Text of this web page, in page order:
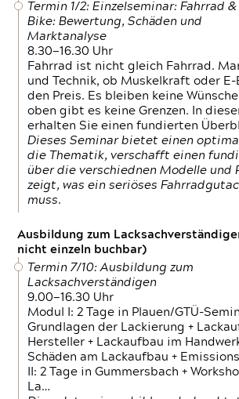
Termin 1/2: Einzelseminar: Fahrrad &
Bike: Bewertung, Schäden und
Marktanalyse
8.30—16.30 Uhr
Fahrrad ist nicht gleich Fahrrad.
und Technik, ob Muskelkraft oder
den Preis. Es bleiben keine
oben gibt es keine Grenzen. In
erhalten Sie einen fundierten
Dieses Seminar bietet einen
die Thematik, verschafft einen
über die verschiednen Modelle und
zeigt, was ein seriöses
muss.
Ausbildung zum
nicht einzeln buchbar)
Termin 7/10: Ausbildung zum
Lacksachverständigen
9.00—16.30 Uhr
Modul I: 2 Tage in Plauen/GTÜ-
Grundlagen der Lackierung +
Hersteller + Lackaufbau im
Schäden am Lackaufbau +
II: 2 Tage in Gummersbach +
La…